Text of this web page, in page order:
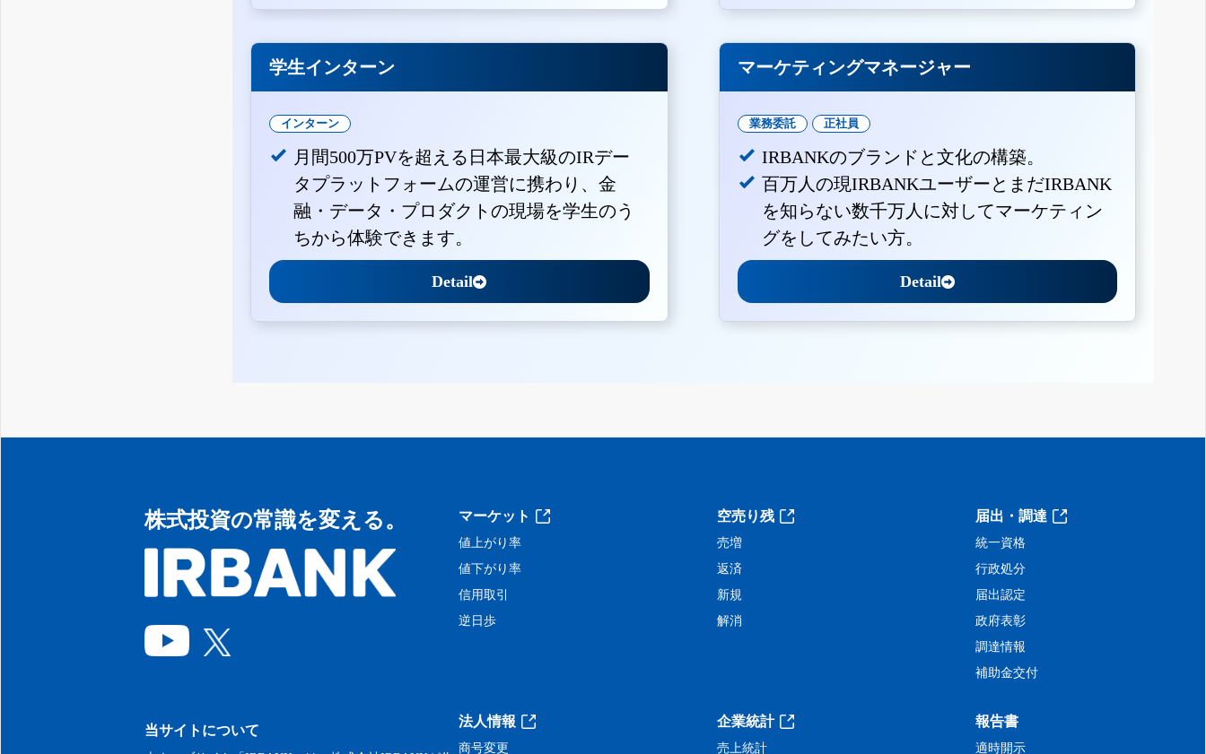
学生インターン
インターン
月間500万PVを超える日本最大級のIRデー
タプラットフォームの運営に携わり、金
融・データ・プロダクトの現場を学生のう
ちから体験できます。
Detail
マーケティングマネージャー
業務委託 正社員
IRBANKのブランドと文化の構築。
百万人の現IRBANKユーザーとまだIRBANK
を知らない数千万人に対してマーケティン
グをしてみたい方。
Detail
株式投資の常識を変える。
当サイトについて
マーケット
値上がり率
値下がり率
信用取引
逆日歩
空売り残
売増
返済
新規
解消
届出・調達
統一資格
行政処分
届出認定
政府表彰
調達情報
補助金交付
法人情報
商号変更
企業統計
売上統計
報告書
適時開示